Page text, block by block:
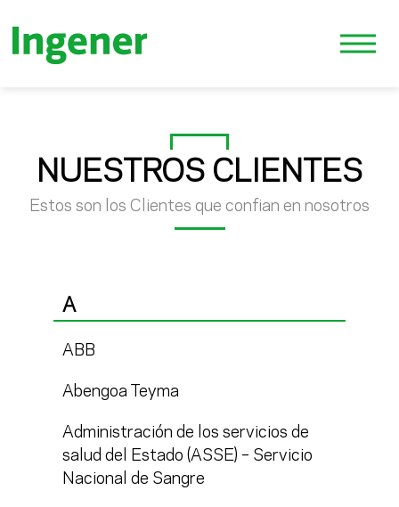
NUESTROS CLIENTES
Estos son los Clientes que confian en nosotros
A
ABB
Abengoa Teyma
Administración de los servicios de
salud del Estado (ASSE) – Servicio
Nacional de Sangre